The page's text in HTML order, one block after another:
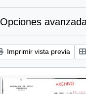
Opciones
Imprimir vista previa